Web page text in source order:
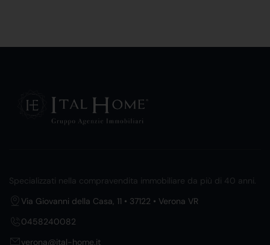
Specializzati nella compravendita immobiliare da più di 40 anni.
Via Giovanni della Casa, 11 • 37122 • Verona VR
0458240082
verona@ital-home.it